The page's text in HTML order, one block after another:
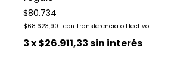
$80.734
$68.623,90
3x$26.911,33sin interés